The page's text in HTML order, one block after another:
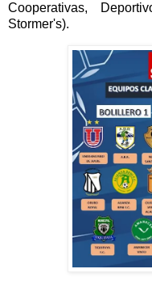
Cooperativas,
Stormer's).